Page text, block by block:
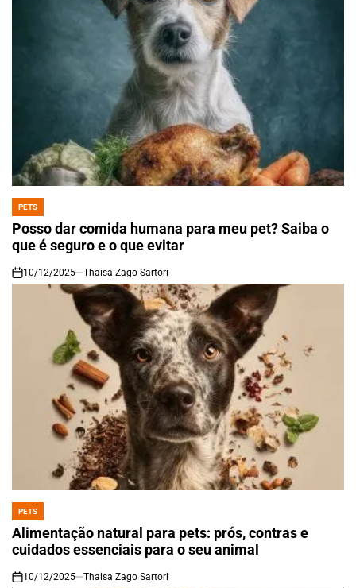
POSTED
IN
PETS
Posso dar comida humana para meu pet? Saiba o
que é seguro e o que evitar
on
10/12/2025 Thaisa Zago Sartori
POSTED
IN
PETS
Alimentação natural para pets: prós, contras e
cuidados essenciais para o seu animal
on
10/12/2025 Thaisa Zago Sartori